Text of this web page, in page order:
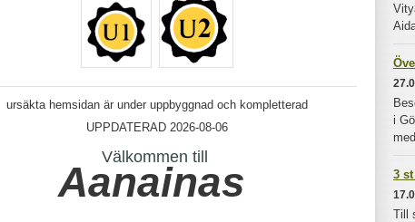
ursäkta hemsidan är under uppbyggnad och kompletterad
UPPDATERAD 2026-08-06
Välkommen till
Aanainas
i
3
Till